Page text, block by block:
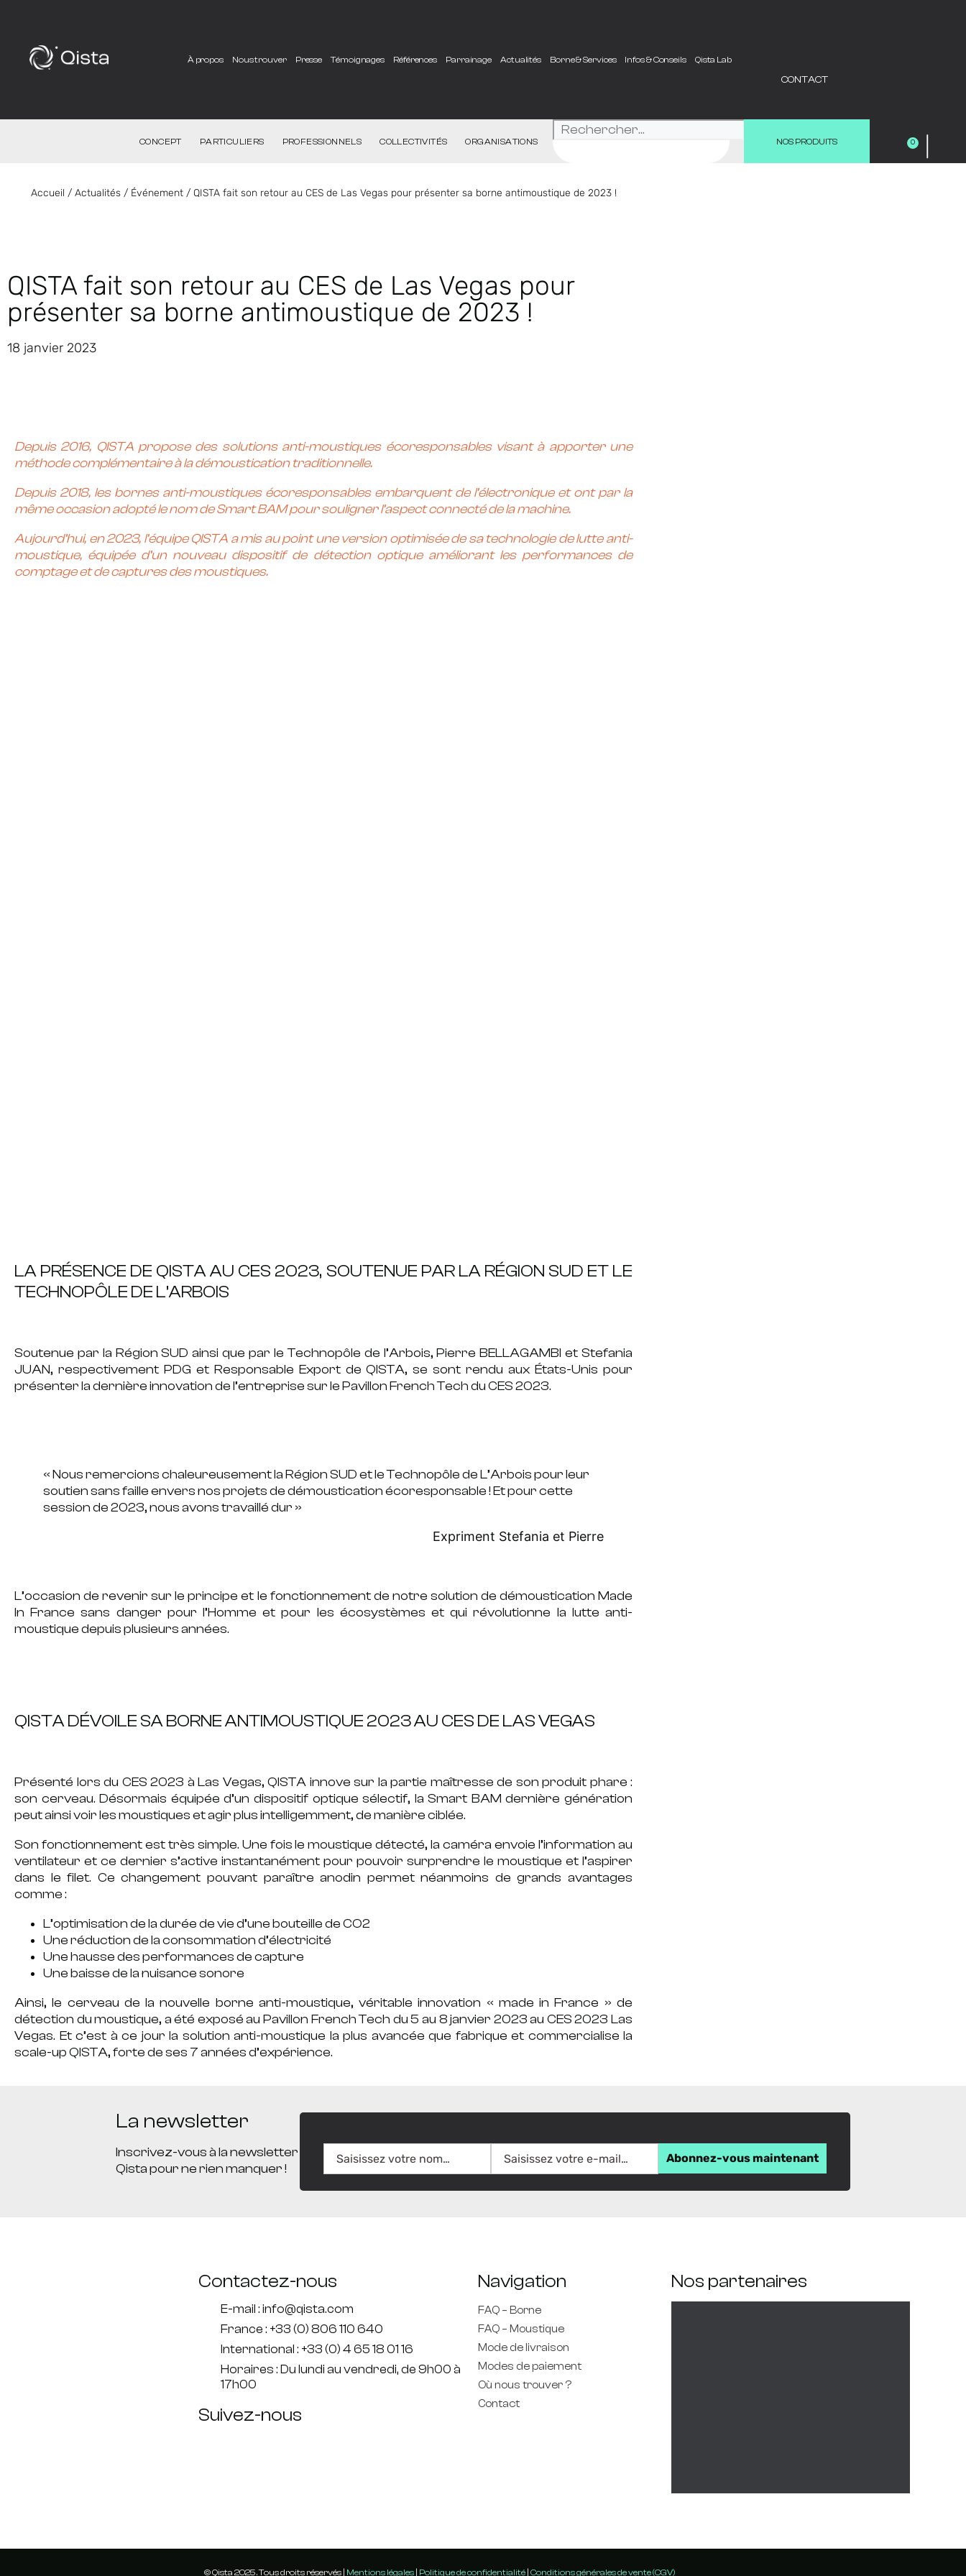
À propos Nous trouver Presse Témoignages Références Parrainage Actualités Borne & Services Infos & Conseils Qista Lab
CONTACT
CONCEPT PARTICULIERS PROFESSIONNELS COLLECTIVITÉS ORGANISATIONS NOS PRODUITS 0
Accueil / Actualités/ Événement/ QISTA fait son retour au CES de Las Vegas pour présenter sa borne antimoustique de 2023 !
QISTA fait son retour au CES de Las Vegas pour
présenter sa borne antimoustique de 2023 !
18 janvier 2023
Depuis 2016, QISTA propose des solutions anti-moustiques écoresponsablesvisant à apporter une
méthode complémentaire à ladémousticationtraditionnelle.
Depuis 2018, les bornes anti-moustiques écoresponsables embarquent de l’électronique et ont par la
même occasion adopté le nom de Smart BAM pour souligner l’aspect connecté de la machine.
Aujourd’hui, en 2023, l’équipe QISTA a mis au point une version optimisée de satechnologiedelutte anti-
moustique, équipée d’un nouveau dispositif de détection optique améliorant les performances de
comptage et de captures desmoustiques.
LA PRÉSENCE DE QISTA AU CES 2023, SOUTENUE PAR LA RÉGION SUD ET LE
TECHNOPÔLE DE L’ARBOIS
Soutenue par la Région SUD ainsi que par leTechnopôle de l’Arbois, Pierre BELLAGAMBI et Stefania
JUAN, respectivement PDG et Responsable Export de QISTA, se sont rendu aux États-Unis pour
présenter la dernière innovation de l’entreprise sur le Pavillon French Tech du CES 2023.
«Nous remercions chaleureusement la Région SUD et le Technopôle de L’Arbois pour leur
soutien sans faille envers nos projets de démoustication écoresponsable ! Et pour cette
session de 2023, nous avons travaillé dur »
Expriment Stefania et Pierre
L’occasion de revenir sur le principe et le fonctionnement de notre solution de démoustication Made
In France sans danger pour l’Homme et pour les écosystèmes et qui révolutionne la lutte anti-
moustiquedepuis plusieurs années.
QISTA DÉVOILE SA BORNE ANTIMOUSTIQUE 2023 AU CES DE LAS VEGAS
Présenté lors du CES 2023 à Las Vegas, QISTA innove sur la partie maîtresse de son produit phare :
son cerveau. Désormais équipée d’un dispositif optique sélectif, la Smart BAM dernière génération
peut ainsi voir les moustiques et agir plus intelligemment, de manière ciblée.
Son fonctionnement est très simple. Une fois le moustique détecté, la caméra envoie l’information au
ventilateur et ce dernier s’active instantanément pour pouvoir surprendre le moustique et l’aspirer
dans le filet. Ce changement pouvant paraître anodin permet néanmoins de grands avantages
comme :
L’optimisation de la durée de vie d’une bouteille de CO2
Une réduction de la consommation d’électricité
Une hausse des performances de capture
Une baisse de la nuisance sonore
Ainsi, le cerveau de la nouvelle borne anti-moustique, véritable innovation « made in France » de
détection du moustique, a été exposé au Pavillon French Tech du 5 au 8 janvier 2023 au CES 2023 Las
Vegas. Et c’est à ce jour la solution anti-moustique la plus avancée que fabrique et commercialise la
scale-up QISTA, forte de ses 7 années d’expérience.
La newsletter
Inscrivez-vous à la newsletter
Qista pour ne rien manquer !
Contactez-nous
E-mail : info@qista.com
France : +33 (0) 806 110 640
International : +33 (0) 4 65 18 01 16
Horaires : Du lundi au vendredi, de 9h00 à
17h00
Suivez-nous
Navigation
FAQ – Borne
FAQ – Moustique
Mode de livraison
Modes de paiement
Où nous trouver ?
Contact
Nos partenaires
© Qista 2025 . Tous droits réservés | Mentions légales| Politique de confidentialité| Conditions générales de vente (CGV)